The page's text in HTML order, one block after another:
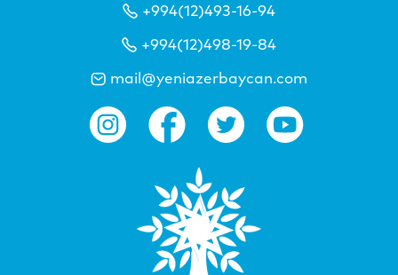
+994(12)493-16-94
+994(12)498-19-84
mail@yeniazerbaycan.com